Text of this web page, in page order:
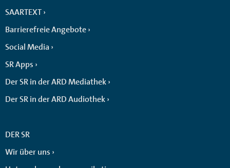
SAARTEXT
Barrierefreie Angebote
Social Media
SR Apps
Der SR in der ARD Mediathek
Der SR in der ARD Audiothek
DER SR
Wir über uns